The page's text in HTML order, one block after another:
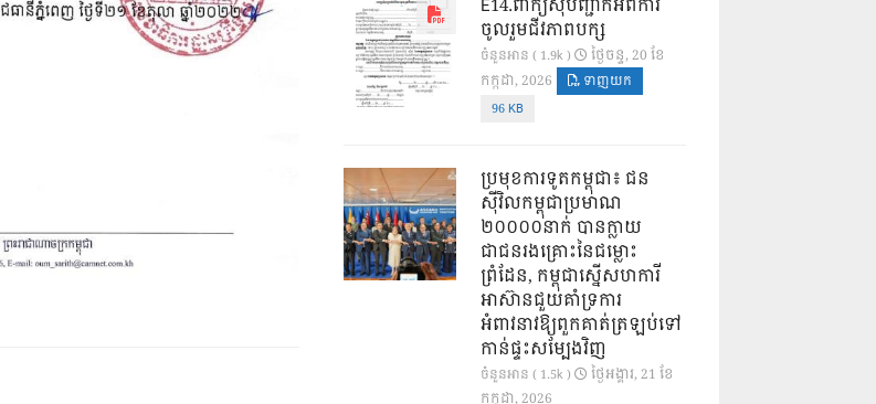
ចូលរួមជីវភាពបក្ស
ចំនួនអាន ( 1.9k )
ថ្ងៃ​ចន្ទ, 20 ខែ​
កក្កដា, 2026
ទាញយក
96 KB
ប្រមុខការទូតកម្ពុជា៖ ជន
ស៊ីវិលកម្ពុជាប្រមាណ
២០០០០នាក់ បានក្លាយ
ជាជនរងគ្រោះនៃជម្លោះ
ព្រំដែន, កម្ពុជាស្នើសហការី
អាស៊ានជួយគាំទ្រការ
អំពាវនាវឱ្យពួកគាត់ត្រឡប់ទៅ
កាន់ផ្ទះសម្បែងវិញ
ចំនួនអាន ( 1.5k )
ថ្ងៃ​អង្គារ, 21 ខែ​
កក្កដា, 2026